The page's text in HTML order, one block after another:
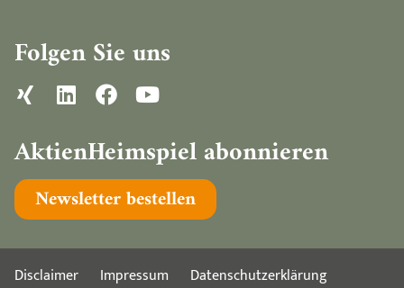
Folgen Sie uns
AktienHeimspiel abonnieren
Newsletter bestellen
Disclaimer Impressum Datenschutzerklärung